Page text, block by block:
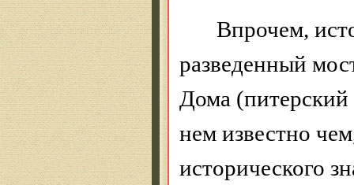
Впрочем,
разведенный
Дома
нем известно
исторического